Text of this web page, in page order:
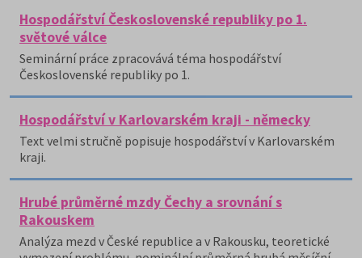
Hospodářství Československé republiky po 1.
světové válce
Seminární práce zpracovává téma hospodářství
Československé republiky po 1.
Hospodářství v Karlovarském kraji - německy
Text velmi stručně popisuje hospodářství v Karlovarském
kraji.
Hrubé průměrné mzdy Čechy a srovnání s
Rakouskem
Analýza mezd v České republice a v Rakousku, teoretické